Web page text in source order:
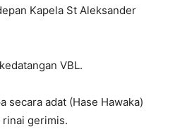
Kapela St Aleksander
VBL.
secara adat (Hase Hawaka)
gerimis.